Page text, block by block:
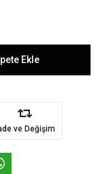
Ekle
ve Değişim